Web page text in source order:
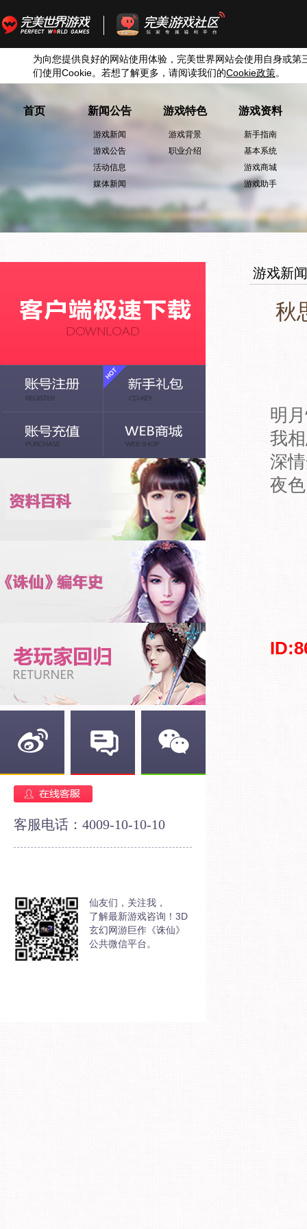
为向您提供良好的网站使用体验，完美世界网站会使用自身或第
们使用Cookie。若想了解更多，请阅读我们的Cookie政策。
首页 新闻公告
游戏新闻
游戏公告
活动信息
媒体新闻
游戏特色
游戏背景
职业介绍
游戏资料
新手指南
基本系统
游戏商城
游戏助手
客服电话：4009-10-10-10
仙友们，关注我，
了解最新游戏咨询！3D
玄幻网游巨作《诛仙》
公共微信平台。
游戏新闻
秋
明
我
深
夜